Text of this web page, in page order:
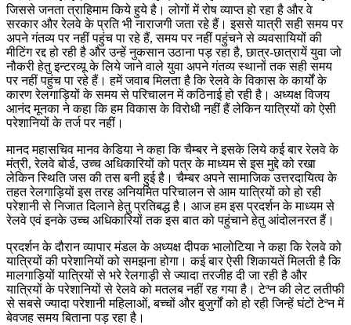
जिससे जनता त्राहिमाम किये हुये है। लोगों में रोष व्याप्त हो रहा है और वे
सरकार और रेलवे के प्रति भी नाराजगी जता रहे हैं। इससे यात्री सही समय पर
अपने गंतव्य पर नहीं पहुंच पा रहे हैं, समय पर नहीं पहुंचने से व्यवसायियों की
मीटिंग रद्द हो रही है और उन्हें नुकसान उठाना पड़ रहा है, छात्र-छात्रायें युवा जो
नौकरी हेतु इन्टरव्यू के लिये जाने वाले युवा अपने गंतव्य स्थानों तक सही समय
पर नहीं पहुंच पा रहे हैं। हमें जवाब मिलता है कि रेलवे के विकास के कार्यों के
कारण रेलगाड़ियों के समय से परिचालन में कठिनाई हो रही है। अध्यक्ष विजय
आनंद मूनका ने कहा कि हम विकास के विरोधी नहीं हैं लेकिन यात्रियों को ऐसी
परेशानियों के तर्ज पर नहीं।
मानद महासचिव मानव केडिया ने कहा कि चैम्बर ने इसके लिये कई बार रेलवे के
मंत्री, रेलवे बोर्ड, उच्च अधिकारियों को पत्र के माध्यम से इस मुद्दे को रखा
लेकिन स्थिति जस की तस बनी हुई है। चैम्बर अपने सामाजिक उत्तरदायित्व के
तहत रेलगाड़ियों इस तरह अनियमित परिचालन से आम यात्रियों को हो रही
परेशानी से निजात दिलाने हेतु प्रतिबद्ध है। आज हम इस प्रदर्शन के माध्यम से
रेलवे एवं इनके उच्च अधिकारियों तक इस बात को पहुंचाने हेतु आंदोलनरत हैं।
प्रदर्शन के दौरान व्यापार मंडल के अध्यक्ष दीपक भालोटिया ने कहा कि रेलवे को
यात्रियों की परेशानियों को समझना होगा। कई बार ऐसी शिकायतें मिलती है कि
मालगाड़ियों यात्रियों से भरे रेलगाड़ी से ज्यादा तरजीह दी जा रही है और
यात्रियों के परेशानियों से रेलवे को मतलब नहीं रह गया है। टेªन की लेट लतीफी
से सबसे ज्यादा परेशानी महिलाओं, बच्चों और बुजुर्गों को हो रही जिन्हें घंटों टेªन में
बेवजह समय बिताना पड़ रहा है।